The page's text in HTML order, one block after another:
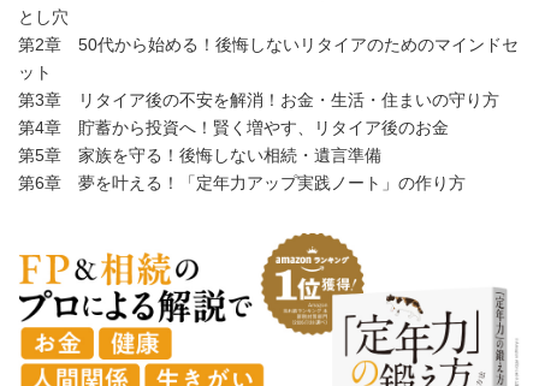
とし穴
第2章 50代から始める！後悔しないリタイアのためのマインドセ
ット
第3章 リタイア後の不安を解消！お金・生活・住まいの守り方
第4章 貯蓄から投資へ！賢く増やす、リタイア後のお金
第5章 家族を守る！後悔しない相続・遺言準備
第6章 夢を叶える！「定年力アップ実践ノート」の作り方